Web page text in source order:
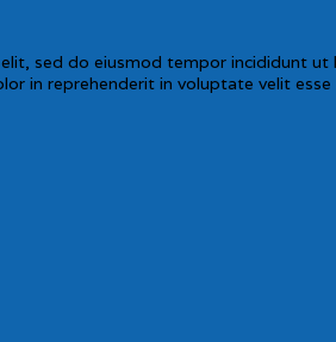
sed do eiusmod tempor incididunt
in reprehenderit in voluptate velit